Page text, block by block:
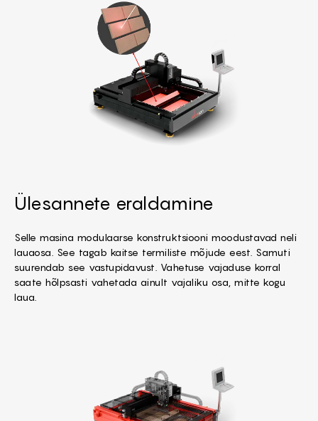
Ülesannete eraldamine
Selle masina modulaarse konstruktsiooni moodustavad neli
lauaosa. See tagab kaitse termiliste mõjude eest. Samuti
suurendab see vastupidavust. Vahetuse vajaduse korral
saate hõlpsasti vahetada ainult vajaliku osa, mitte kogu
laua.